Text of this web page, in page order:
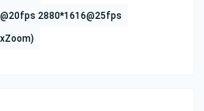
2880*1616@25fps